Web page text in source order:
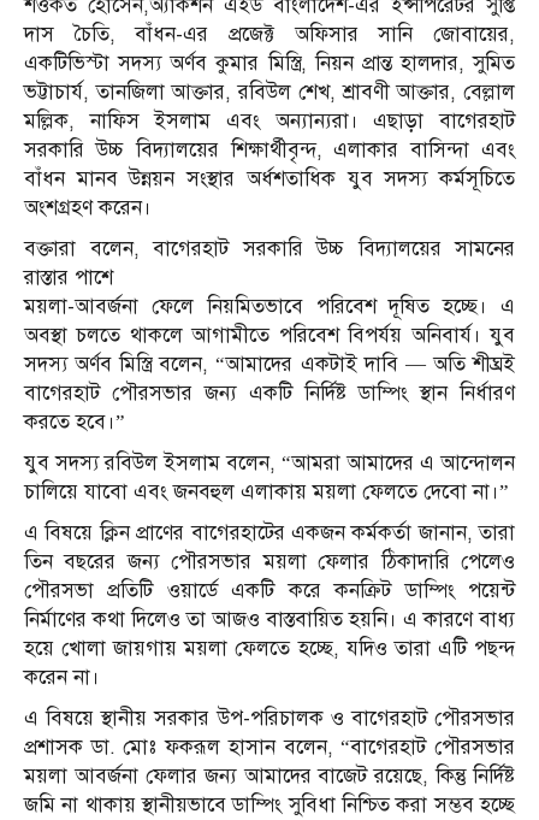
শওকত হোসেন,অ্যাকশন এইড বাংলাদেশ-এর ইন্সপিরেটর সুপ্তি
দাস চৈতি, বাঁধন-এর প্রজেক্ট অফিসার সানি জোবায়ের,
একটিভিস্টা সদস্য অর্ণব কুমার মিস্ত্রি, নিয়ন প্রান্ত হালদার, সুমিত
ভট্টাচার্য, তানজিলা আক্তার, রবিউল শেখ, শ্রাবণী আক্তার, বেল্লাল
মল্লিক, নাফিস ইসলাম এবং অন্যান্যরা। এছাড়া বাগেরহাট
সরকারি উচ্চ বিদ্যালয়ের শিক্ষার্থীবৃন্দ, এলাকার বাসিন্দা এবং
বাঁধন মানব উন্নয়ন সংস্থার অর্ধশতাধিক যুব সদস্য কর্মসূচিতে
অংশগ্রহণ করেন।
বক্তারা বলেন, বাগেরহাট সরকারি উচ্চ বিদ্যালয়ের সামনের
রাস্তার পাশে
ময়লা-আবর্জনা ফেলে নিয়মিতভাবে পরিবেশ দূষিত হচ্ছে। এ
অবস্থা চলতে থাকলে আগামীতে পরিবেশ বিপর্যয় অনিবার্য। যুব
সদস্য অর্ণব মিস্ত্রি বলেন, “আমাদের একটাই দাবি — অতি শীঘ্রই
বাগেরহাট পৌরসভার জন্য একটি নির্দিষ্ট ডাম্পিং স্থান নির্ধারণ
করতে হবে।”
যুব সদস্য রবিউল ইসলাম বলেন, “আমরা আমাদের এ আন্দোলন
চালিয়ে যাবো এবং জনবহুল এলাকায় ময়লা ফেলতে দেবো না।”
এ বিষয়ে ক্লিন প্রাণের বাগেরহাটের একজন কর্মকর্তা জানান, তারা
তিন বছরের জন্য পৌরসভার ময়লা ফেলার ঠিকাদারি পেলেও
পৌরসভা প্রতিটি ওয়ার্ডে একটি করে কনক্রিট ডাম্পিং পয়েন্ট
নির্মাণের কথা দিলেও তা আজও বাস্তবায়িত হয়নি। এ কারণে বাধ্য
হয়ে খোলা জায়গায় ময়লা ফেলতে হচ্ছে, যদিও তারা এটি পছন্দ
করেন না।
এ বিষয়ে স্থানীয় সরকার উপ-পরিচালক ও বাগেরহাট পৌরসভার
প্রশাসক ডা. মোঃ ফকরূল হাসান বলেন, “বাগেরহাট পৌরসভার
ময়লা আবর্জনা ফেলার জন্য আমাদের বাজেট রয়েছে, কিন্তু নির্দিষ্ট
জমি না থাকায় স্থানীয়ভাবে ডাম্পিং সুবিধা নিশ্চিত করা সম্ভব হচ্ছে